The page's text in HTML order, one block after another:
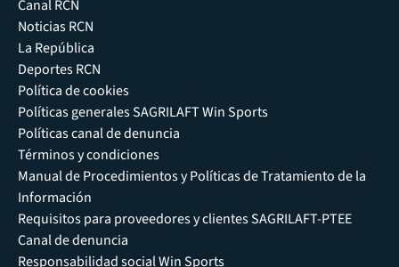
Canal RCN
Noticias RCN
La República
Deportes RCN
Política de cookies
Políticas generales SAGRILAFT Win Sports
Políticas canal de denuncia
Términos y condiciones
Manual de Procedimientos y Políticas de Tratamiento de la
Información
Requisitos para proveedores y clientes SAGRILAFT-PTEE
Canal de denuncia
Responsabilidad social Win Sports